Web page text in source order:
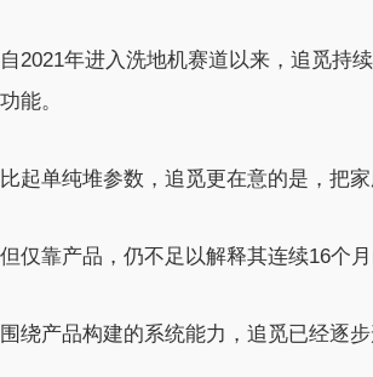
自2021年进入洗地机赛道以来，追觅持
功能。
比起单纯堆参数，追觅更在意的是，把
但仅靠产品，仍不足以解释其连续16个
围绕产品构建的系统能力，追觅已经逐